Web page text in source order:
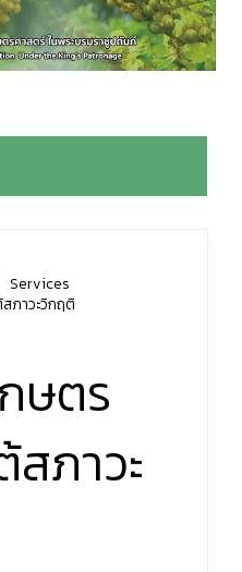
Services
ภาวะวิกฤติ
ษตร
สภาวะ